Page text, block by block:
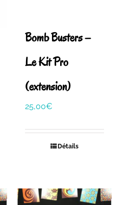
Bomb Busters –
Le Kit Pro
(extension)
25,00€
Détails